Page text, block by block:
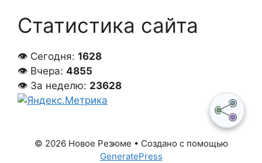
Статистика сайта
👁 Сегодня: 1628
👁 Вчера: 4855
👁 За неделю: 23628
© 2026 Новое Резюме • Создано с помощью
GeneratePress